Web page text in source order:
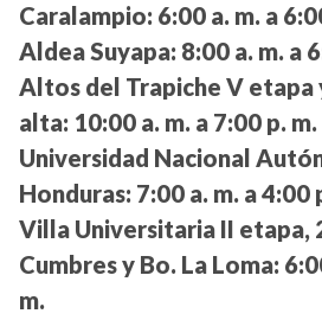
Caralampio: 6:00 a. m. a
Aldea Suyapa: 8:00 a. m. a
Altos del Trapiche V etapa
alta: 10:00 a. m. a 7:00 p. m.
Universidad Nacional
Honduras: 7:00 a. m. a 4:00
Villa Universitaria II etapa,
Cumbres y Bo. La Loma:
m.